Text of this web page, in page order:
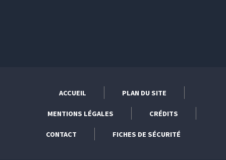
ACCUEIL PLAN DU SITE
MENTIONS LÉGALES CRÉDITS
CONTACT FICHES DE SÉCURITÉ